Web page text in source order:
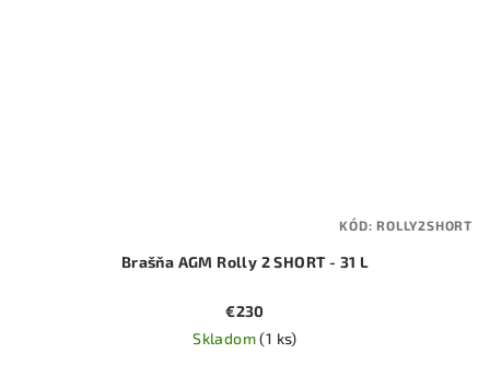
Brašňa AGM Rolly 2 SHORT - 31 L
€230
Skladom(1 ks)
KÓD:ROLLY2SHORT